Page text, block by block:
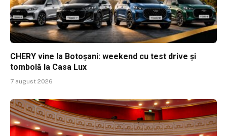
CHERY vine la Botoșani: weekend cu test drive și
tombolă la Casa Lux
7 august 2026